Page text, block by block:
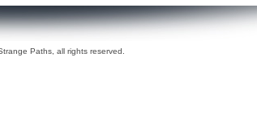
Paths, all rights reserved.